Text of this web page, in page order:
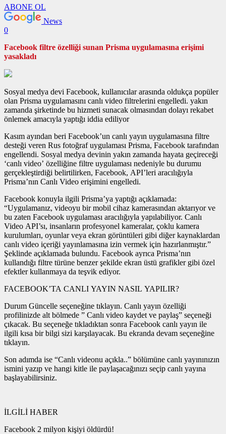
ABONE OL
News
0
Facebook filtre özelliği sunan Prisma uygulamasına erişimi
yasakladı
Sosyal medya devi Facebook, kullanıcılar arasında oldukça popüler
olan Prisma uygulamasını canlı video filtrelerini engelledi. yakın
zamanda şirketinde bu hizmeti sunacak olmasından dolayı rekabet
önlemek amacıyla yaptığı iddia ediliyor
Kasım ayından beri Facebook’un canlı yayın uygulamasına filtre
desteği veren Rus fotoğraf uygulaması Prisma, Facebook tarafından
engellendi. Sosyal medya devinin yakın zamanda hayata geçireceği
‘canlı video’ özelliğine filtre uygulaması nedeniyle bu durumu
gerçekleştirdiği belirtilirken, Facebook, API’leri aracılığıyla
Prisma’nın Canlı Video erişimini engelledi.
Facebook konuyla ilgili Prisma’ya yaptığı açıklamada:
“Uygulamanız, videoyu bir mobil cihaz kamerasından aktarıyor ve
bu zaten Facebook uygulaması aracılığıyla yapılabiliyor. Canlı
Video API’sı, insanların profesyonel kameralar, çoklu kamera
kurulumları, oyunlar veya ekran görüntüleri gibi diğer kaynaklardan
canlı video içeriği yayınlamasına izin vermek için hazırlanmıştır.”
Şeklinde açıklamada bulundu. Facebook ayrıca Prisma’nın
kullandığı filtre türüne benzer şekilde ekran üstü grafikler gibi özel
efektler kullanmaya da teşvik ediyor.
FACEBOOK’TA CANLI YAYIN NASIL YAPILIR?
Durum Güncelle seçeneğine tıklayın. Canlı yayın özelliği
profilinizde alt bölmede ” Canlı video kaydet ve paylaş” seçeneği
çıkacak. Bu seçeneğe tıkladıktan sonra Facebook canlı yayın ile
ilgili kısa bir bilgi sizi karşılayacak. Bu ekranda devam seçeneğine
tıklayın.
Son adımda ise “Canlı videonu açıkla..” bölümüne canlı yayınınızın
ismini yazıp ve hangi kitle ile paylaşacağınızı seçip canlı yayına
başlayabilirsiniz.
İLGİLİ HABER
Facebook 2 milyon kişiyi öldürdü!